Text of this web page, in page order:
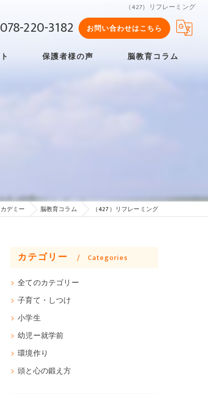
（427）リフレーミング
078-220-3182 お問い合わせはこちら
保護者様の声 脳教育コラム
デミー 脳教育コラム （427）リフレーミング
カテゴリー Categories
全てのカテゴリー
子育て・しつけ
小学生
幼児ー就学前
環境作り
頭と心の鍛え方